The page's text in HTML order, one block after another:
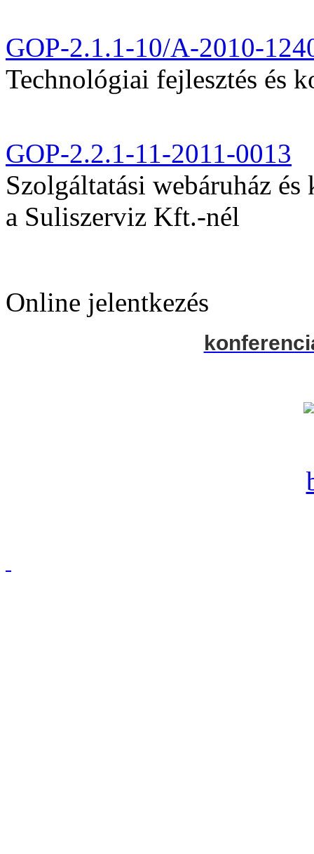
GOP-2.1.1-10/A-2010-
Technológiai fejlesztés és
GOP-2.2.1-11-2011-0013
Szolgáltatási webáruház
a Suliszerviz Kft.-nél
Online jelentkezés